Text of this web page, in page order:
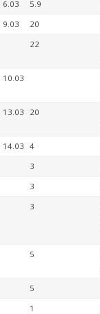
6.03
5.9
9.03
20
22
10.03
13.03
20
14.03 4
3
3
3
5
5
1